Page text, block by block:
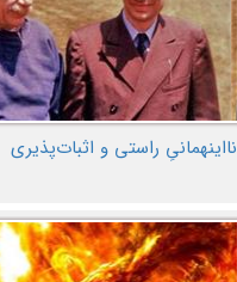
نااینهمانیِ راستی و اثبات‌پذیری